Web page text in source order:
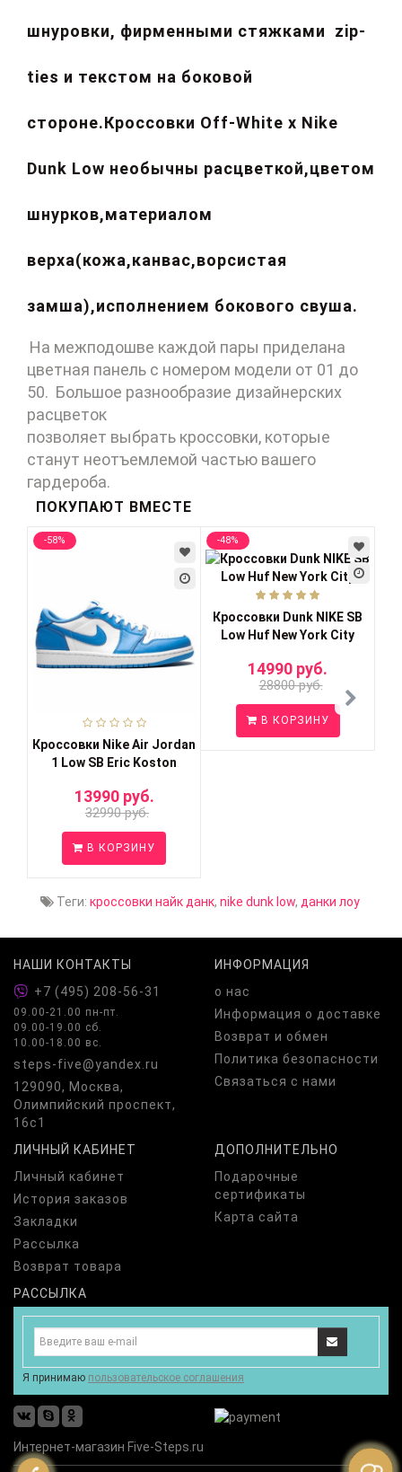
шнуровки, фирменными стяжками zip-
ties и текстом на боковой
стороне.Кроссовки Off-White x Nike
Dunk Low необычны расцветкой,цветом
шнурков,материалом
верха(кожа,канвас,ворсистая
замша),исполнением бокового свуша.
На межподошве каждой пары приделана
цветная панель с номером модели от 01 до
50. Большое разнообразие дизайнерских
расцветок
позволяет выбрать кроссовки, которые
станут неотъемлемой частью вашего
гардероба.
ПОКУПАЮТ ВМЕСТЕ
-58%
Кроссовки Nike Air Jordan
1 Low SB Eric Koston
13990 руб.
32990 руб.
В КОРЗИНУ
-48%
Кроссовки Dunk NIKE SB
Low Huf New York City
14990 руб.
28800 руб.
В КОРЗИНУ
Теги: кроссовки найк данк, nike dunk low, данки лоу
НАШИ КОНТАКТЫ
+7 (495) 208-56-31
09.00-21.00 пн-пт.
09.00-19.00 сб.
10.00-18.00 вс.
steps-five@yandex.ru
129090, Москва,
Олимпийский проспект,
16с1
ИНФОРМАЦИЯ
о нас
Информация о доставке
Возврат и обмен
Политика безопасности
Связаться с нами
ЛИЧНЫЙ КАБИНЕТ
Личный кабинет
История заказов
Закладки
Рассылка
Возврат товара
ДОПОЛНИТЕЛЬНО
Подарочные
сертификаты
Карта сайта
РАССЫЛКА
Я принимаю пользовательское соглашения
Интернет-магазин Five-Steps.ru